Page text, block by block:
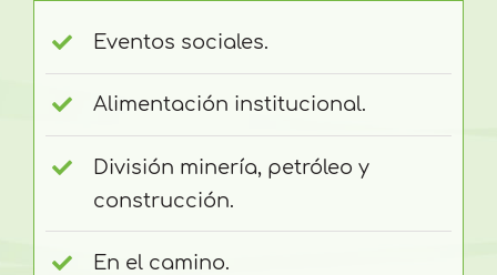
Eventos sociales.
Alimentación institucional.
División minería, petróleo y
construcción.
En el camino.